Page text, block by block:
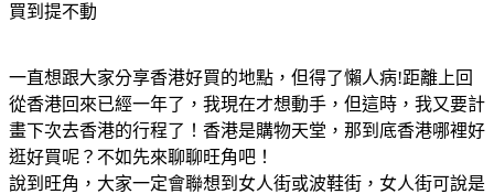
買到提不動
一直想跟大家分享香港好買的地點，但得了懶人病!距離上回
從香港回來已經一年了，我現在才想動手，但這時，我又要計
畫下次去香港的行程了！香港是購物天堂，那到底香港哪裡好
逛好買呢？不如先來聊聊旺角吧！
說到旺角，大家一定會聯想到女人街或波鞋街，女人街可說是